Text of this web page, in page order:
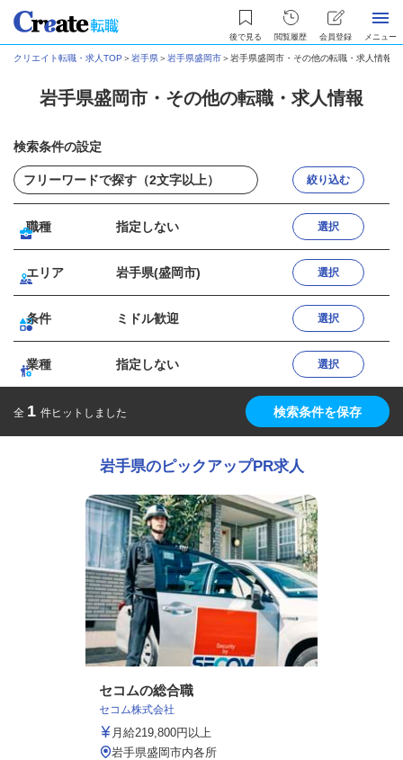
後で見る 閲覧履歴 会員登録 メニュー
クリエイト転職・求人TOP ＞岩手県＞岩手県盛岡市＞岩手県盛岡市・その他の転職・求人情報
岩手県盛岡市・その他の転職・求人情報
検索条件の設定
絞り込む
職種 指定しない 選択
エリア 岩手県(盛岡市) 選択
条件 ミドル歓迎 選択
業種 指定しない 選択
全 1 件ヒットしました 検索条件を保存
岩手県のピックアップPR求人
セコムの総合職
セコム株式会社
月給219,800円以上
岩手県盛岡市内各所